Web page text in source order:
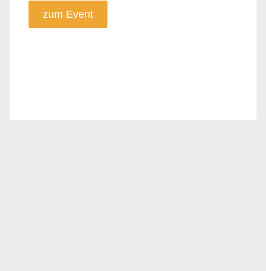
zum Event